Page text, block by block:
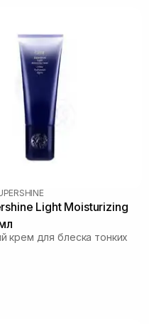
Light Moisturizing
крем для блеска тонких